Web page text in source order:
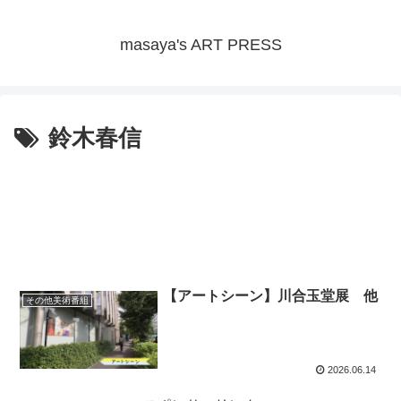
masaya's ART PRESS
鈴木春信
その他美術番組 【アートシーン】川合玉堂展 他
2026.06.14